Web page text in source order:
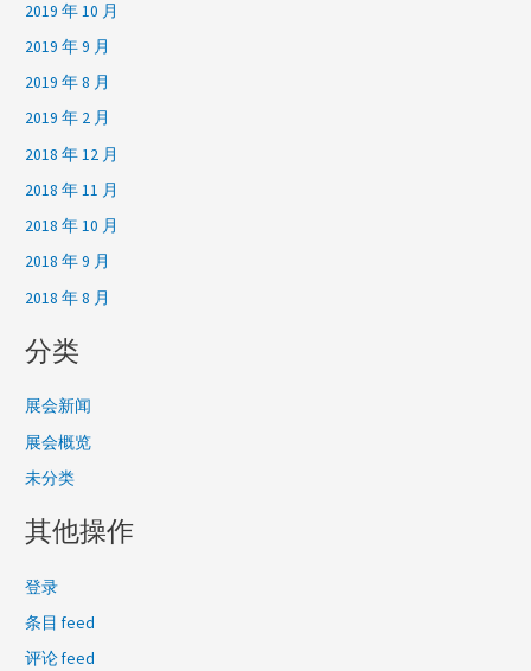
2019 年 10 月
2019 年 9 月
2019 年 8 月
2019 年 2 月
2018 年 12 月
2018 年 11 月
2018 年 10 月
2018 年 9 月
2018 年 8 月
分类
展会新闻
展会概览
未分类
其他操作
登录
条目 feed
评论 feed